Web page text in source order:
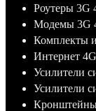
Роутеры 3G
Модемы 3G
Комплекты
Интернет
Усилители
Усилители